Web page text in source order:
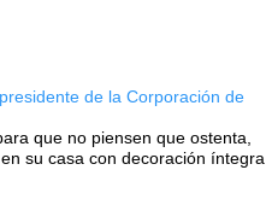
de la Corporación de
que no piensen que ostenta,
su casa con decoración íntegra